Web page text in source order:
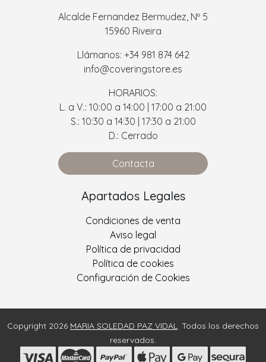
Alcalde Fernandez Bermudez, Nº 5
15960 Riveira
Llámanos: +34 981 874 642
info@coveringstore.es
HORARIOS:
L. a V.: 10:00 a 14:00 | 17:00 a 21:00
S.: 10:30 a 14:30 | 17:30 a 21:00
D.: Cerrado
Contacta
Apartados Legales
Condiciones de venta
Aviso legal
Política de privacidad
Política de cookies
Configuración de Cookies
Copyright 2026 MARIA SOLEDAD PAZ VIDAL
. Todos los derechos
reservados.